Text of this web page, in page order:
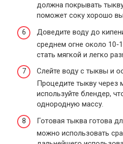
должна покрывать
поможет соку хорошо
Доведите воду до
среднем огне около 10-
стать мягкой и легко
Слейте воду с тыквы и
Процедите тыкву через
используйте блендер,
однородную массу.
Готовая тыква готова
можно использовать